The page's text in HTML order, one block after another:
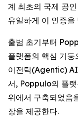
계 최초의 국제 공
유일하게 이 인증을
출범 초기부터
플랫폼의 핵심 기둥
이전틱(Agentic) AI
서, Poppulo의 플
위에서 구축되었음
장을 제공한다.